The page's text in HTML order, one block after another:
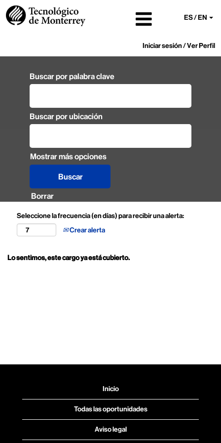
ES / EN
Iniciar sesión / Ver Perfil
Buscar por palabra clave
Buscar por ubicación
Mostrar más opciones
Borrar
Seleccione la frecuencia (en días) para recibir una alerta:
Crear alerta
Lo sentimos, este cargo ya está cubierto.
Inicio
Todas las oportunidades
Aviso legal